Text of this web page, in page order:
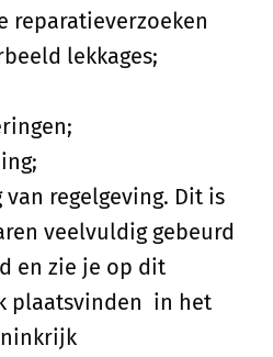
reparatieverzoeken
lekkages;
regelgeving. Dit is
veelvuldig gebeurd
en zie je op dit
plaatsvinden in het